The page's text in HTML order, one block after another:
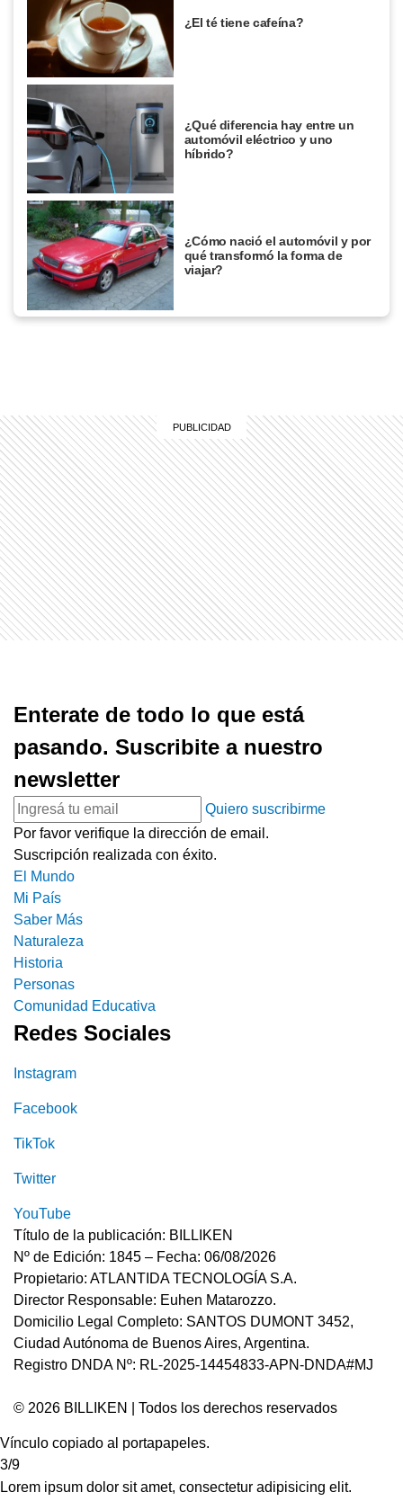
¿El té tiene cafeína?
¿Qué diferencia hay entre un
automóvil eléctrico y uno
híbrido?
¿Cómo nació el automóvil y por
qué transformó la forma de
viajar?
Enterate de todo lo que está
pasando. Suscribite a nuestro
newsletter
Quiero suscribirme
Por favor verifique la dirección de email.
Suscripción realizada con éxito.
El Mundo
Mi País
Saber Más
Naturaleza
Historia
Personas
Comunidad Educativa
Redes Sociales
Instagram
Facebook
TikTok
Twitter
YouTube
Título de la publicación: BILLIKEN
Nº de Edición: 1845 – Fecha: 06/08/2026
Propietario: ATLANTIDA TECNOLOGÍA S.A.
Director Responsable: Euhen Matarozzo.
Domicilio Legal Completo: SANTOS DUMONT 3452,
Ciudad Autónoma de Buenos Aires, Argentina.
Registro DNDA Nº: RL-2025-14454833-APN-DNDA#MJ
© 2026 BILLIKEN | Todos los derechos reservados
Vínculo copiado al portapapeles.
3/9
Lorem ipsum dolor sit amet, consectetur adipisicing elit.